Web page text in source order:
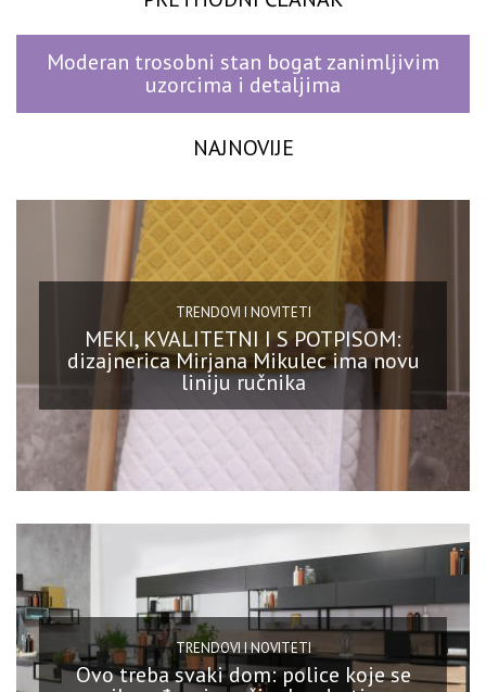
Moderan trosobni stan bogat zanimljivim
uzorcima i detaljima
NAJNOVIJE
TRENDOVI I NOVITETI
MEKI, KVALITETNI I S POTPISOM:
dizajnerica Mirjana Mikulec ima novu
liniju ručnika
TRENDOVI I NOVITETI
Ovo treba svaki dom: police koje se